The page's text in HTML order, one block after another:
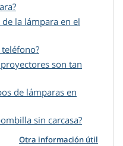
la lámpara en el
son tan
de lámparas en
sin carcasa?
Otra información útil